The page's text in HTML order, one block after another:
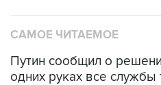
САМОЕ ЧИТАЕМОЕ
Путин сообщил о
одних руках все